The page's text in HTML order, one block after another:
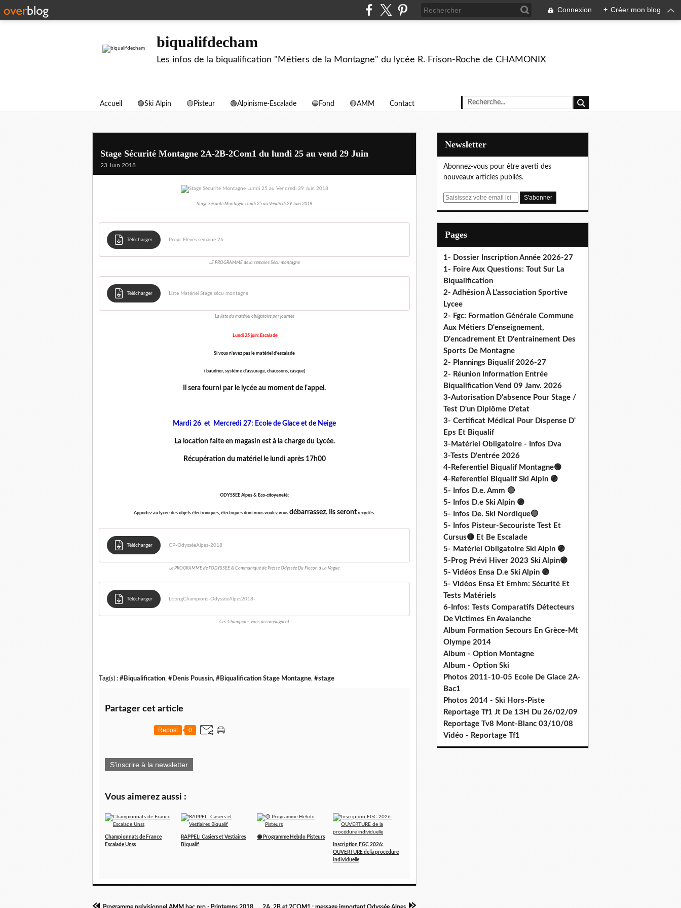
Connexion + Créer mon blog
biqualifdecham
Les infos de la biqualification "Métiers de la Montagne" du lycée R. Frison-Roche de CHAMONIX
Accueil 🟣Ski Alpin 🟡Pisteur 🟢Alpinisme-Escalade 🔵Fond 🔴AMM Contact
Stage Sécurité Montagne 2A-2B-2Com1 du lundi 25 au vend 29 Juin
23 Juin 2018
Stage Sécurité Montagne Lundi 25 au Vendredi 29 Juin 2018
Télécharger Progr Elèves semaine 26
LE PROGRAMME de la semaine Sécu montagne
Télécharger Liste Matériel Stage sécu montagne
La liste du matériel obligatoire par journée
Lundi 25 juin: Escalade
Si vous n'avez pas le matériel d'escalade
( baudrier, système d'assurage, chaussons, casque)
Il sera fourni par le lycée au moment de l'appel.
Mardi 26 et Mercredi 27: Ecole de Glace et de Neige
La location faite en magasin est à la charge du Lycée.
Récupération du matériel le lundi après 17h00
ODYSSEE Alpes & Eco-citoyeneté:
Apportez au lycée des objets électroniques, électriques dont vous voulez vous débarrassez. Ils seront recyclés.
Télécharger CP-OdysséeAlpes-2018
Le PROGRAMME de l'ODYSSEE & Communiqué de Presse Odyssée Du Flocon à La Vague
Télécharger ListingChampions-OdysséeAlpes2018-
Ces Champions vous accompagnent
Tag(s) : #Biqualification, #Denis Poussin, #Biqualification Stage Montagne, #stage
Partager cet article
Repost 0
S'inscrire à la newsletter
Vous aimerez aussi :
Championnats de France
Escalade Unss
RAPPEL: Casiers et Vestiaires
Biqualif
🟡 Programme Hebdo Pisteurs
Inscription FGC 2026:
OUVERTURE de la procédure
individuelle
Newsletter
Abonnez-vous pour être averti des
nouveaux articles publiés.
E
Pages
1- Dossier Inscription Année 2026-27
1- Foire Aux Questions: Tout Sur La
Biqualification
2- Adhésion À L'association Sportive
Lycee
2- Fgc: Formation Générale Commune
Aux Métiers D'enseignement,
D'encadrement Et D'entrainement Des
Sports De Montagne
2- Plannings Biqualif 2026-27
2- Réunion Information Entrée
Biqualification Vend 09 Janv. 2026
3-Autorisation D'absence Pour Stage /
Test D'un Diplôme D'etat
3- Certificat Médical Pour Dispense D'
Eps Et Biqualif
3-Matériel Obligatoire - Infos Dva
3-Tests D'entrée 2026
4-Referentiel Biqualif Montagne🟢
4-Referentiel Biqualif Ski Alpin 🟣
5- Infos D.e. Amm 🔴
5- Infos D.e Ski Alpin 🟣
5- Infos De. Ski Nordique🔵
5- Infos Pisteur-Secouriste Test Et
Cursus🟡 Et Be Escalade
5- Matériel Obligatoire Ski Alpin 🟣
5-Prog Prévi Hiver 2023 Ski Alpin🟣
5- Vidéos Ensa D.e Ski Alpin 🟣
5- Vidéos Ensa Et Emhm: Sécurité Et
Tests Matériels
6-Infos: Tests Comparatifs Détecteurs
De Victimes En Avalanche
Album Formation Secours En Grèce-Mt
Olympe 2014
Album - Option Montagne
Album - Option Ski
Photos 2011-10-05 Ecole De Glace 2A-
Bac1
Photos 2014 - Ski Hors-Piste
Reportage Tf1 Jt De 13H Du 26/02/09
Reportage Tv8 Mont-Blanc 03/10/08
Vidéo - Reportage Tf1